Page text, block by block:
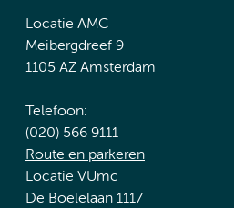
Locatie AMC
Meibergdreef 9
1105 AZ Amsterdam
Telefoon:
(020) 566 9111
Route en parkeren
Locatie VUmc
De Boelelaan 1117